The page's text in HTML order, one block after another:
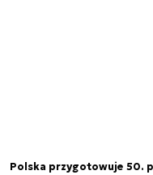
Polska przygotowuje 50.